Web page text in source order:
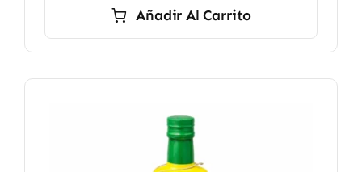
Añadir Al Carrito